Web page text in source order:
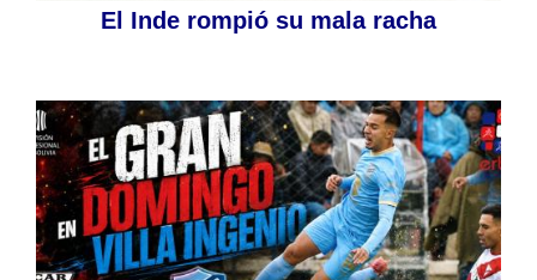
El Inde rompió su mala racha